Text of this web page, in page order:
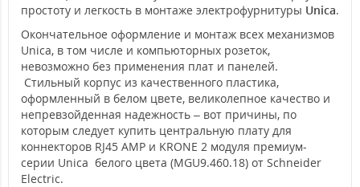
простоту и легкость в монтаже электрофурнитуры Unica.
Окончательное оформление и монтаж всех механизмов
Unica, в том числе и компьюторных розеток,
невозможно без применения плат и панелей.
Стильный корпус из качественного пластика,
оформленный в белом цвете, великолепное качество и
непревзойденная надежность – вот причины, по
которым следует купить центральную плату для
коннекторов RJ45 AMP и KRONE 2 модуля премиум-
серии Unica белого цвета (MGU9.460.18) от Schneider
Electric.